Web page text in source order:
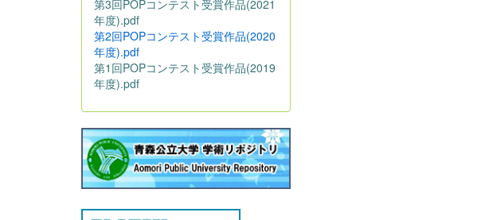
第3回POPコンテスト受賞作品(2021
年度).pdf
第2回POPコンテスト受賞作品(2020
年度).pdf
第1回POPコンテスト受賞作品(2019
年度).pdf